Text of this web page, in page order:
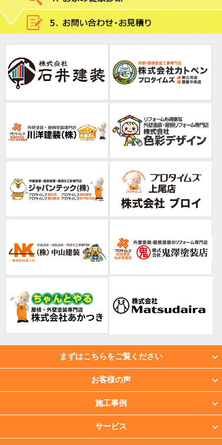
まずはこちらをご覧ください
お客様の声
施工事例
サービス